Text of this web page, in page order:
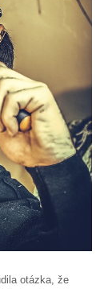
otázka, že